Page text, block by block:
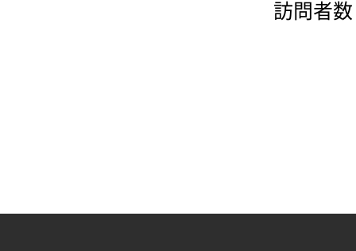
訪問者